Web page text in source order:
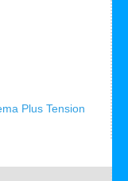
Plus Tension